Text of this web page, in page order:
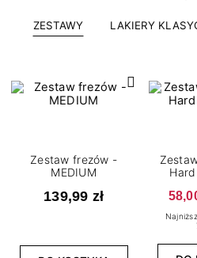
ZESTAWY LAKIERY
Zestaw frezów -
MEDIUM
139,99 zł